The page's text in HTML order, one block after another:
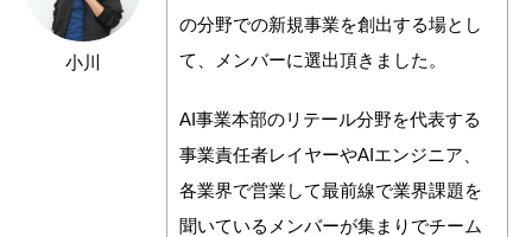
小川
の分野での新規事業を創出する場とし
て、メンバーに選出頂きました。
AI事業本部のリテール分野を代表する
事業責任者レイヤーやAIエンジニア、
各業界で営業して最前線で業界課題を
聞いているメンバーが集まりでチーム